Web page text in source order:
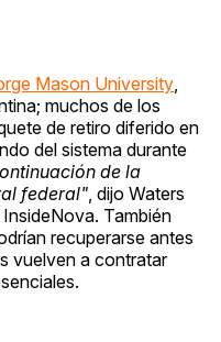
Mason University,
muchos de los
de retiro diferido en
del sistema durante
de la
federal", dijo Waters
También
recuperarse antes
vuelven a contratar